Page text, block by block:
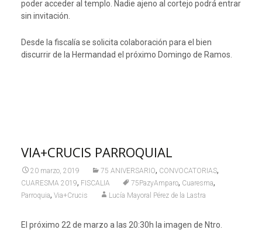
poder acceder al templo. Nadie ajeno al cortejo podrá entrar
sin invitación.
Desde la fiscalía se solicita colaboración para el bien
discurrir de la Hermandad el próximo Domingo de Ramos.
VIA+CRUCIS PARROQUIAL
20 marzo, 2019 75 ANIVERSARIO, CONVOCATORIAS,
CUARESMA 2019, FISCALIA 75PazyAmparo, Cuaresma,
Parroquia, Via+Crucis Lucía Mayoral Pérez de la Lastra
El próximo 22 de marzo a las 20:30h la imagen de Ntro.